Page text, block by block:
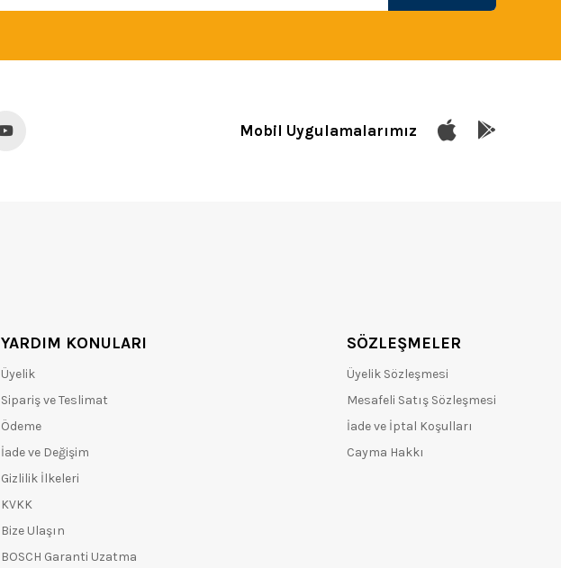
Mobil Uygulamalarımız
YARDIM KONULARI
Üyelik
Sipariş ve Teslimat
Ödeme
İade ve Değişim
Gizlilik İlkeleri
KVKK
Bize Ulaşın
BOSCH Garanti Uzatma
SÖZLEŞMELER
Üyelik Sözleşmesi
Mesafeli Satış Sözleşmesi
İade ve İptal Koşulları
Cayma Hakkı